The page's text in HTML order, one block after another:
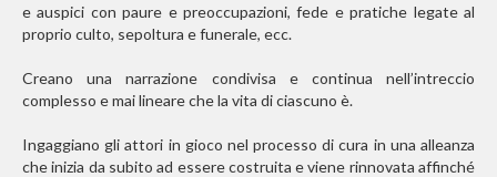
e auspici con paure e preoccupazioni, fede e pratiche legate al
proprio culto, sepoltura e funerale, ecc.
Creano una narrazione condivisa e continua nell’intreccio
complesso e mai lineare che la vita di ciascuno è.
Ingaggiano gli attori in gioco nel processo di cura in una alleanza
che inizia da subito ad essere costruita e viene rinnovata affinché